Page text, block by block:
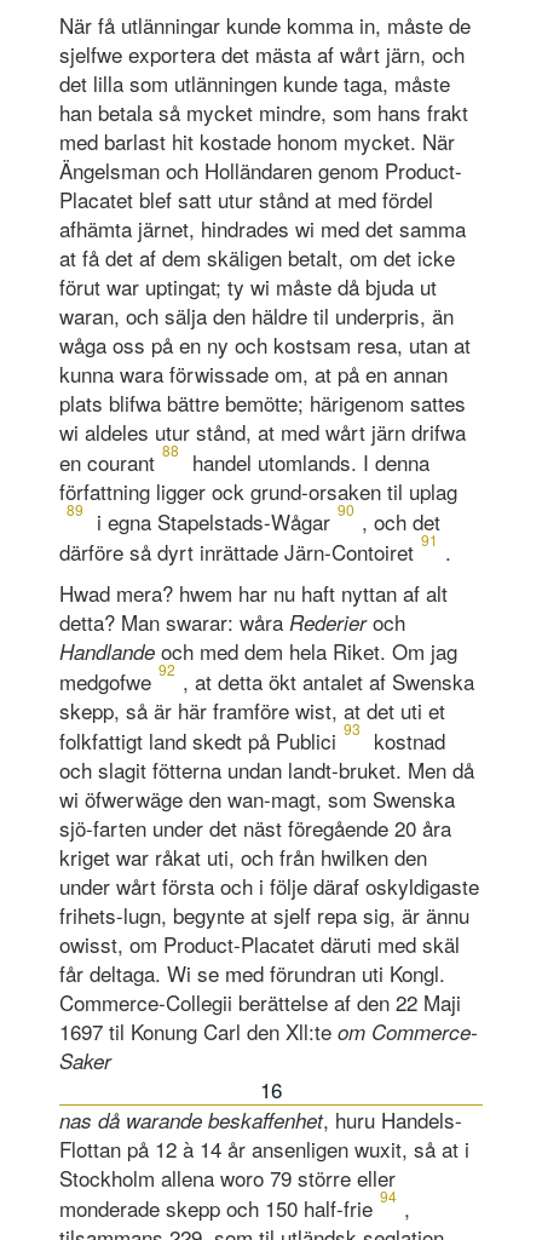
När få utlänningar kunde komma in, måste de
sjelfwe exportera det mästa af wårt järn, och
det lilla som utlänningen kunde taga, måste
han betala så mycket mindre, som hans frakt
med barlast hit kostade honom mycket. När
Ängelsman och Holländaren genom Product-
Placatet blef satt utur stånd at med fördel
afhämta järnet, hindrades wi med det samma
at få det af dem skäligen betalt, om det icke
förut war uptingat; ty wi måste då bjuda ut
waran, och sälja den häldre til underpris, än
wåga oss på en ny och kostsam resa, utan at
kunna wara förwissade om, at på en annan
plats blifwa bättre bemötte; härigenom sattes
wi aldeles utur stånd, at med wårt järn drifwa
en courant 88
handel utomlands. I denna
författning ligger ock grund-orsaken til uplag
89 i egna Stapelstads-Wågar 90 , och det
därföre så dyrt inrättade Järn-Contoiret 91 .
Hwad mera? hwem har nu haft nyttan af alt
detta? Man swarar: wåra Rederieroch
Handlandeoch med dem hela Riket. Om jag
medgofwe 92 , at detta ökt antalet af Swenska
skepp, så är här framföre wist, at det uti et
folkfattigt land skedt på Publici 93
kostnad
och slagit fötterna undan landt-bruket. Men då
wi öfwerwäge den wan-magt, som Swenska
sjö-farten under det näst föregående 20 åra
kriget war råkat uti, och från hwilken den
under wårt första och i följe däraf oskyldigaste
frihets-lugn, begynte at sjelf repa sig, är ännu
owisst, om Product-Placatet däruti med skäl
får deltaga. Wi se med förundran uti Kongl.
Commerce-Collegii berättelse af den 22 Maji
1697 til Konung Carl den Xll:te om Commerce-
Saker
16
nas då warande beskaffenhet, huru Handels-
Flottan på 12 à 14 år ansenligen wuxit, så at i
Stockholm allena woro 79 större eller
monderade skepp och 150 half-frie 94 ,